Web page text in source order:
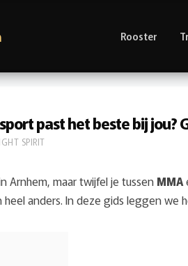
Rooster
past het beste bij jou?
SPIRIT
Arnhem, maar twijfel je tussen MMA
anders. In deze gids leggen we